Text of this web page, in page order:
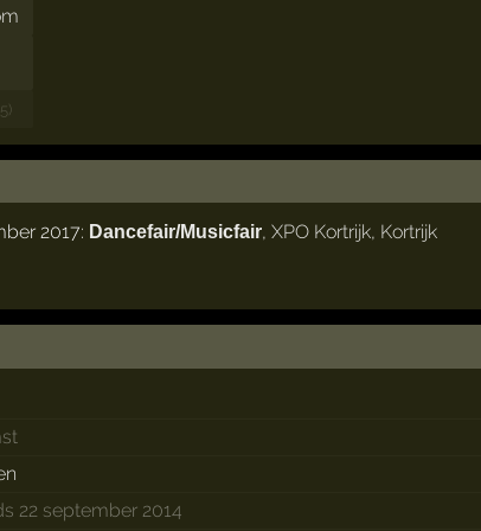
2017: Dancefair/Musicfair, XPO Kortrijk, Kortrijk
22 september 2014